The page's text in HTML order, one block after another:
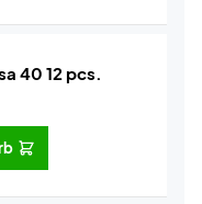
40 12 pcs.